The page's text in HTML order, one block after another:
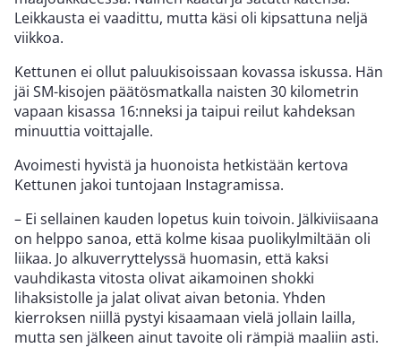
Leikkausta ei vaadittu, mutta käsi oli kipsattuna neljä
viikkoa.
Kettunen ei ollut paluukisoissaan kovassa iskussa. Hän
jäi SM-kisojen päätösmatkalla naisten 30 kilometrin
vapaan kisassa 16:nneksi ja taipui reilut kahdeksan
minuuttia voittajalle.
Avoimesti hyvistä ja huonoista hetkistään kertova
Kettunen jakoi tuntojaan Instagramissa.
– Ei sellainen kauden lopetus kuin toivoin. Jälkiviisaana
on helppo sanoa, että kolme kisaa puolikylmiltään oli
liikaa. Jo alkuverryttelyssä huomasin, että kaksi
vauhdikasta vitosta olivat aikamoinen shokki
lihaksistolle ja jalat olivat aivan betonia. Yhden
kierroksen niillä pystyi kisaamaan vielä jollain lailla,
mutta sen jälkeen ainut tavoite oli rämpiä maaliin asti.